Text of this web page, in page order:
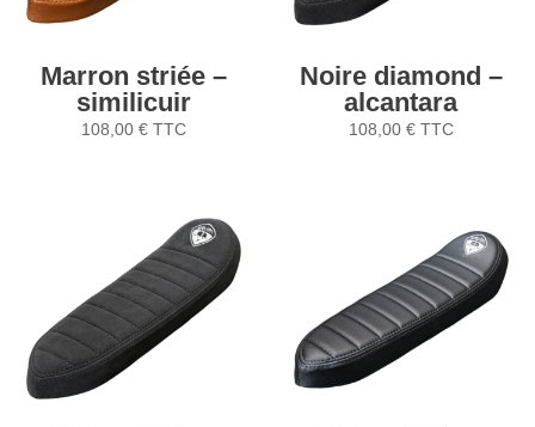
Marron striée –
similicuir
108,00€ TTC
Noire diamond –
alcantara
108,00 € TTC